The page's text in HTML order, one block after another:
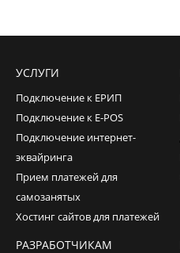
УСЛУГИ
Подключение к ЕРИП
Подключение к E-POS
Подключение интернет-
эквайринга
Прием платежей для
самозанятых
Хостинг сайтов для платежей
РАЗРАБОТЧИКАМ